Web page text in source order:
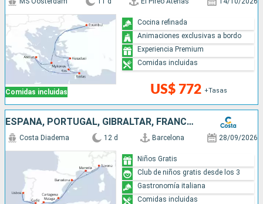
Comidas incluidas US$ 772 +Tasas
Cocina refinada
Animaciones exclusivas a bordo
Experiencia Premium
Comidas incluidas
ESPAÑA, PORTUGAL, GIBRALTAR, FRANCIA, ITALIA
Costa Diadema 12 d Barcelona 28/09/2026
Niños Gratis
Club de niños gratis desde los 3
Gastronomía italiana
Comidas incluidas